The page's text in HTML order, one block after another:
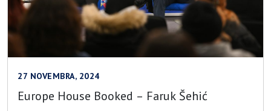
27 NOVEMBRA, 2024
Europe House Booked – Faruk Šehić